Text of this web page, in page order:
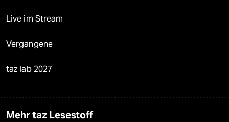
Live im Stream
Vergangene
taz lab 2027
Mehr taz Lesestoff